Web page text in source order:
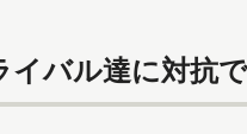
イバル達に対抗